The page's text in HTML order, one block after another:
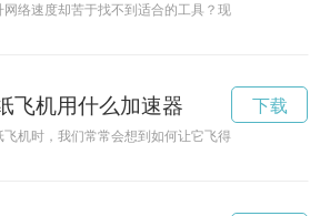
网络速度却苦于找不到适合的工具？现在有一款加速
飞机用什么加速器
飞机时，我们常常会想到如何让它飞得更远更快。除
下载